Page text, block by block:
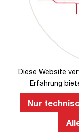
Das
Diese Website
Erfahrung
Nur